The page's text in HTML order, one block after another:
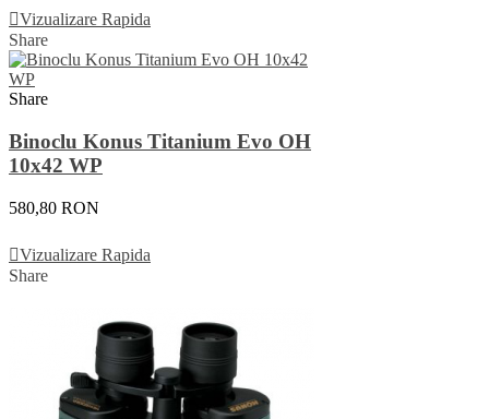
Vizualizare Rapida
Share
Share
Binoclu Konus Titanium Evo OH
10x42 WP
580,80 RON
Vizualizare Rapida
Share